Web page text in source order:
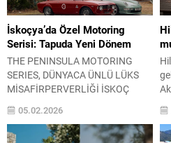
İskoçya’da Özel Motoring
Serisi: Tapuda Yeni Dönem
THE PENINSULA MOTORING
SERIES, DÜNYACA ÜNLÜ LÜKS
MİSAFİRPERVERLİĞİ İSKOÇ
DAĞLARINA TAŞIYOR,
AVRUPA’DA İLK KEZ SAHNE
ALIYOR Görkemli dağ geçitleri ve
05.02.2026